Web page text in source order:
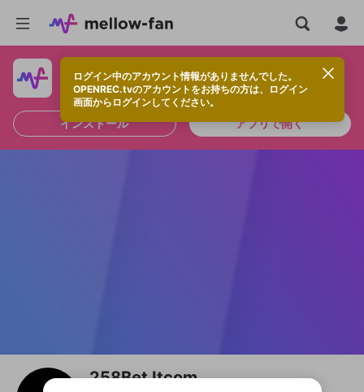
ログイン中のアカウント情報がありませんでした。
OPENREC.tvのアカウントをお持ちの方は、ログイン
画面からログインしてください。
快適に視聴するなら、アプリをインストールしよう！
インストール アプリで開く
258Bet Itcom
すでにアカウントをお持ちの方は、ログイ
こちらからOPENREC.tvでログイン中のア
パーソナルデータの登録
限定コミュニティ参加方法